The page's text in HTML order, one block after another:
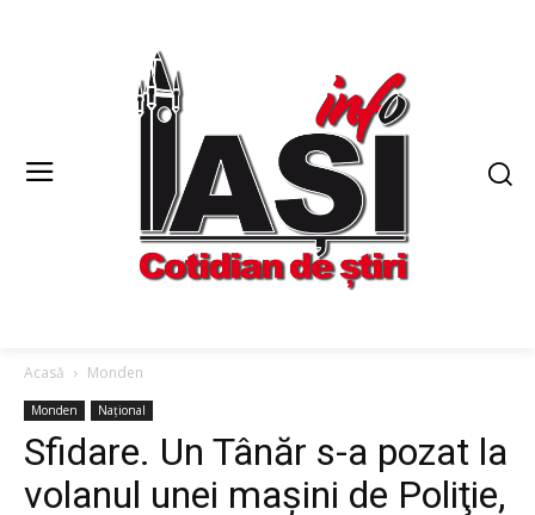
Acasă Monden
Monden Național
Sfidare. Un Tânăr s-a pozat la
volanul unei maşini de Poliţie,